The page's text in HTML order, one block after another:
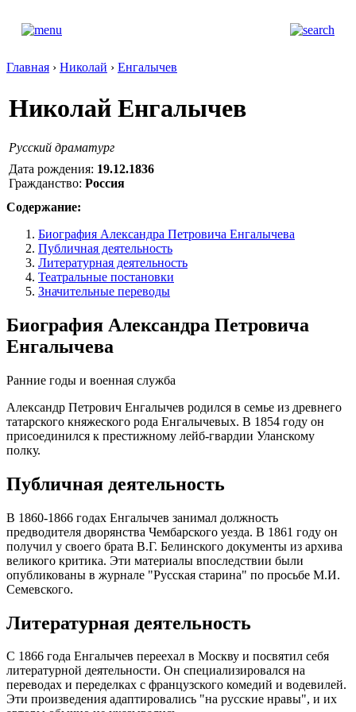
Главная › Николай › Енгалычев
Николай Енгалычев
Русский драматург
Дата рождения: 19.12.1836
Гражданство: Россия
Содержание:
Биография Александра Петровича Енгалычева
Публичная деятельность
Литературная деятельность
Театральные постановки
Значительные переводы
Биография Александра Петровича
Енгалычева
Ранние годы и военная служба
Александр Петрович Енгалычев родился в семье из древнего
татарского княжеского рода Енгалычевых. В 1854 году он
присоединился к престижному лейб-гвардии Уланскому
полку.
Публичная деятельность
В 1860-1866 годах Енгалычев занимал должность
предводителя дворянства Чембарского уезда. В 1861 году он
получил у своего брата В.Г. Белинского документы из архива
великого критика. Эти материалы впоследствии были
опубликованы в журнале "Русская старина" по просьбе М.И.
Семевского.
Литературная деятельность
С 1866 года Енгалычев переехал в Москву и посвятил себя
литературной деятельности. Он специализировался на
переводах и переделках с французского комедий и водевилей.
Эти произведения адаптировались "на русские нравы", и их